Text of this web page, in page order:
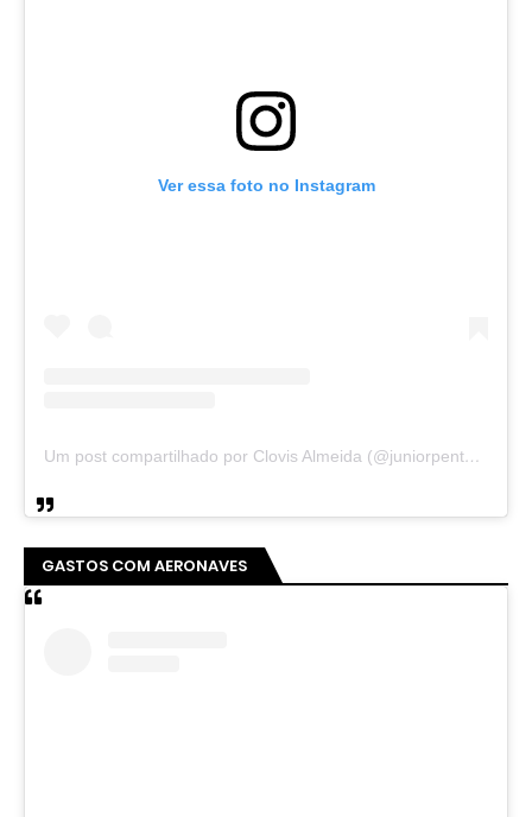
Ver essa foto no Instagram
Um post compartilhado por Clovis Almeida (@juniorpentecoste01)
GASTOS COM AERONAVES